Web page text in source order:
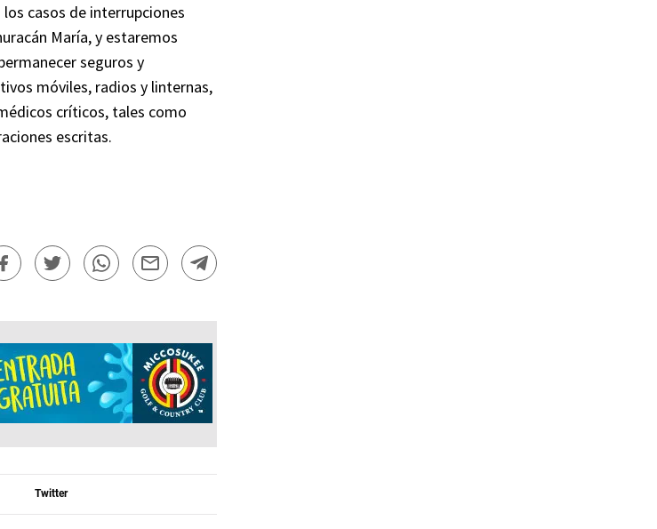
casos de interrupciones
María, y estaremos
seguros y
móviles, radios y linternas,
críticos, tales como
escritas.
Twitter